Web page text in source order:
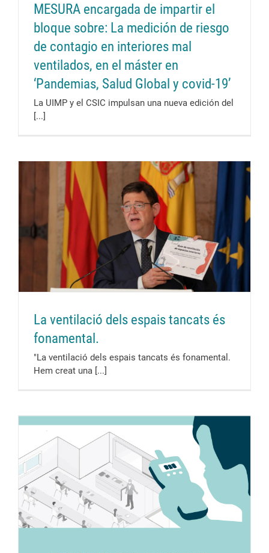
MESURA encargada de impartir el
bloque sobre: La medición de riesgo
de contagio en interiores mal
ventilados, en el máster en
‘Pandemias, Salud Global y covid-19’
La UIMP y el CSIC impulsan una nueva edición del
[...]
La ventilació dels espais tancats és
fonamental.
"La ventilació dels espais tancats és fonamental.
Hem creat una [...]